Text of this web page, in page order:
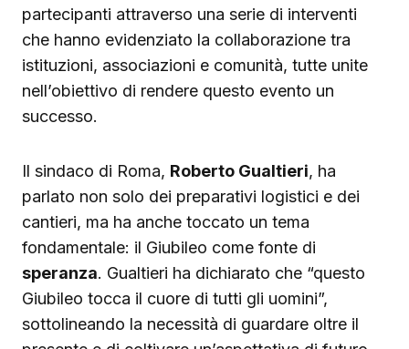
partecipanti attraverso una serie di interventi
che hanno evidenziato la collaborazione tra
istituzioni, associazioni e comunità, tutte unite
nell’obiettivo di rendere questo evento un
successo.
Il sindaco di Roma, Roberto Gualtieri, ha
parlato non solo dei preparativi logistici e dei
cantieri, ma ha anche toccato un tema
fondamentale: il Giubileo come fonte di
speranza. Gualtieri ha dichiarato che “questo
Giubileo tocca il cuore di tutti gli uomini”,
sottolineando la necessità di guardare oltre il